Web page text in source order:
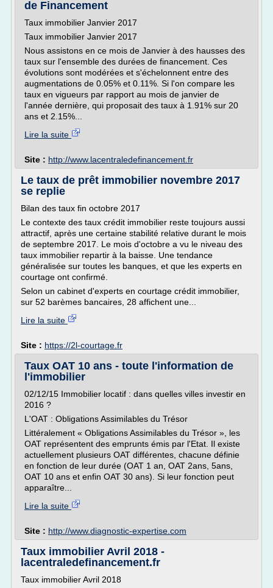
de Financement
Taux immobilier Janvier 2017
Taux immobilier Janvier 2017
Nous assistons en ce mois de Janvier à des hausses des
taux sur l'ensemble des durées de financement. Ces
évolutions sont modérées et s'échelonnent entre des
augmentations de 0.05% et 0.11%. Si l'on compare les
taux en vigueurs par rapport au mois de janvier de
l'année dernière, qui proposait des taux à 1.91% sur 20
ans et 2.15%...
Lire la suite
Site : http://www.lacentraledefinancement.fr
Le taux de prêt immobilier novembre 2017
se replie
Bilan des taux fin octobre 2017
Le contexte des taux crédit immobilier reste toujours aussi
attractif, après une certaine stabilité relative durant le mois
de septembre 2017. Le mois d'octobre a vu le niveau des
taux immobilier repartir à la baisse. Une tendance
généralisée sur toutes les banques, et que les experts en
courtage ont confirmé.
Selon un cabinet d'experts en courtage crédit immobilier,
sur 52 barèmes bancaires, 28 affichent une...
Lire la suite
Site : https://2l-courtage.fr
Taux OAT 10 ans - toute l'information de
l'immobilier
02/12/15 Immobilier locatif : dans quelles villes investir en
2016 ?
L'OAT : Obligations Assimilables du Trésor
Littéralement « Obligations Assimilables du Trésor », les
OAT représentent des emprunts émis par l'Etat. Il existe
actuellement plusieurs OAT différentes, chacune définie
en fonction de leur durée (OAT 1 an, OAT 2ans, 5ans,
OAT 10 ans et enfin OAT 30 ans). Si leur fonction peut
apparaître...
Lire la suite
Site : http://www.diagnostic-expertise.com
Taux immobilier Avril 2018 -
lacentraledefinancement.fr
Taux immobilier Avril 2018